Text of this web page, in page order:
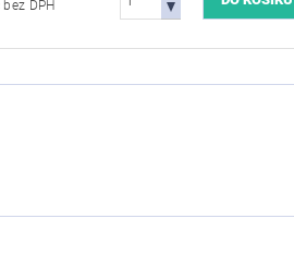
5 371,90 Kč bez DPH